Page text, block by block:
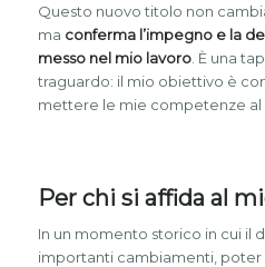
Questo nuovo titolo non
ma conferma l’impegno e la
messo nel mio lavoro. È una
traguardo: il mio obiettivo è
mettere le mie competenze al
Per chi si affida al
In un momento storico in cui il
importanti cambiamenti, poter